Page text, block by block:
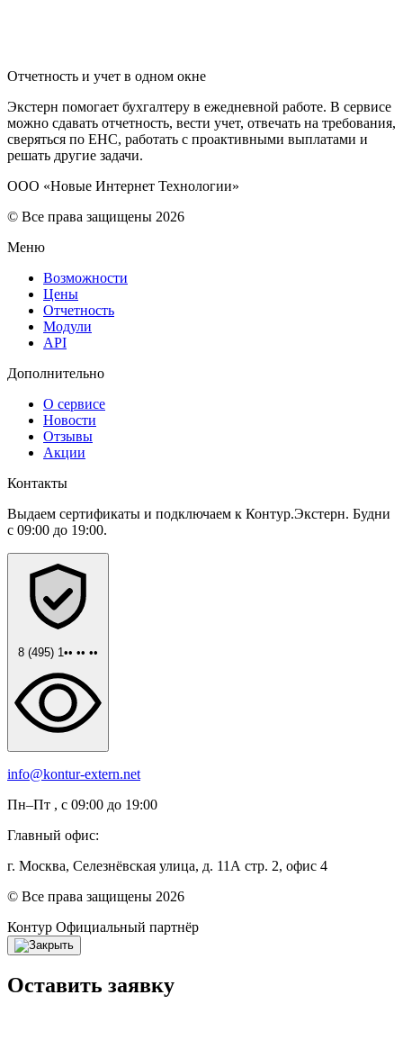
Отчетность и учет в одном окне
Экстерн помогает бухгалтеру в ежедневной работе. В сервисе
можно сдавать отчетность, вести учет, отвечать на требования,
сверяться по ЕНС, работать с проактивными выплатами и
решать другие задачи.
ООО «Новые Интернет Технологии»
© Все права защищены 2026
Меню
Возможности
Цены
Отчетность
Модули
API
Дополнительно
О сервисе
Новости
Отзывы
Акции
Контакты
Выдаем сертификаты и подключаем к Контур.Экстерн. Будни
с 09:00 до 19:00.
8 (495) 1•• •• ••
info@kontur-extern.net
Пн–Пт , с 09:00 до 19:00
Главный офис:
г. Москва, Селезнёвская улица, д. 11А стр. 2, офис 4
© Все права защищены 2026
Контур Официальный партнёр
Оставить заявку